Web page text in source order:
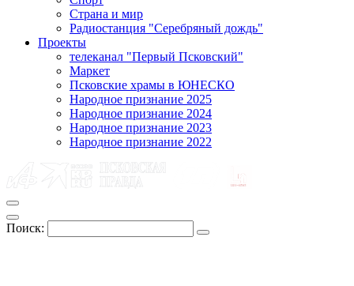
Страна и мир
Радиостанция "Серебряный дождь"
Проекты
телеканал "Первый Псковский"
Маркет
Псковские храмы в ЮНЕСКО
Народное признание 2025
Народное признание 2024
Народное признание 2023
Народное признание 2022
Поиск: